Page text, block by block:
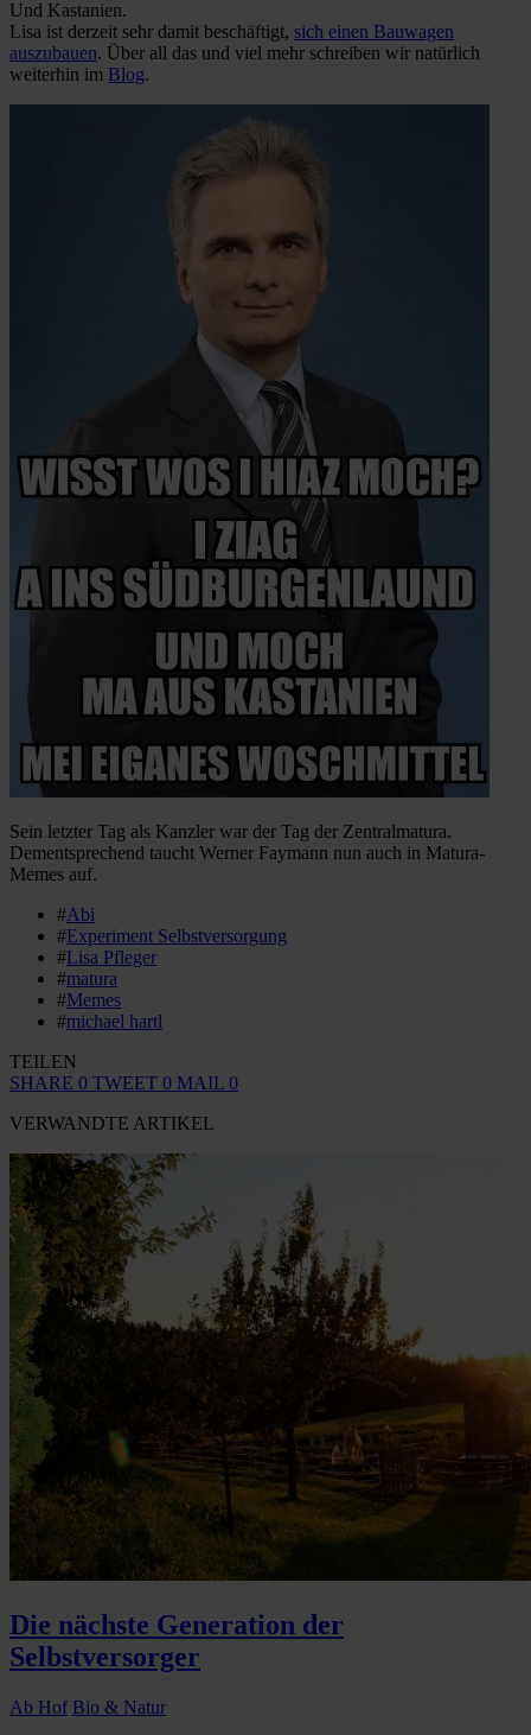
Und Kastanien.
Lisa ist derzeit sehr damit beschäftigt, sich einen Bauwagen
auszubauen. Über all das und viel mehr schreiben wir natürlich
weiterhin im Blog.
Sein letzter Tag als Kanzler war der Tag der Zentralmatura.
Dementsprechend taucht Werner Faymann nun auch in Matura-
Memes auf.
#Abi
#Experiment Selbstversorgung
#Lisa Pfleger
#matura
#Memes
#michael hartl
TEILEN
SHARE 0 TWEET 0 MAIL 0
VERWANDTE ARTIKEL
Die nächste Generation der
Selbstversorger
Ab Hof Bio & Natur